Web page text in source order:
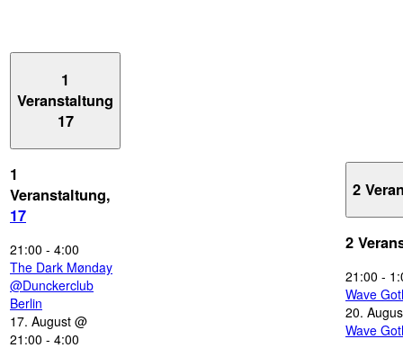
1
Veranstaltung
17
1
Veranstaltung,
17
21:00 - 4:00
The Dark Mønday
@Dunckerclub
Berlin
17. August @
21:00 - 4:00
2
2
21:00 -
Wave
20.
Wave